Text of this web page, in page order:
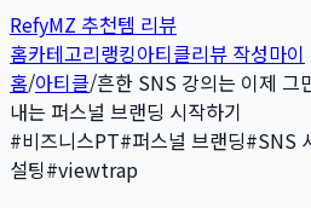
RefyMZ 추천템 리뷰
홈카테고리랭킹아티클리뷰 작성마이
홈/아티클/흔한 SNS 강의는 이제 그
내는 퍼스널 브랜딩 시작하기
#비즈니스PT#퍼스널 브랜딩#SNS
설팅#viewtrap